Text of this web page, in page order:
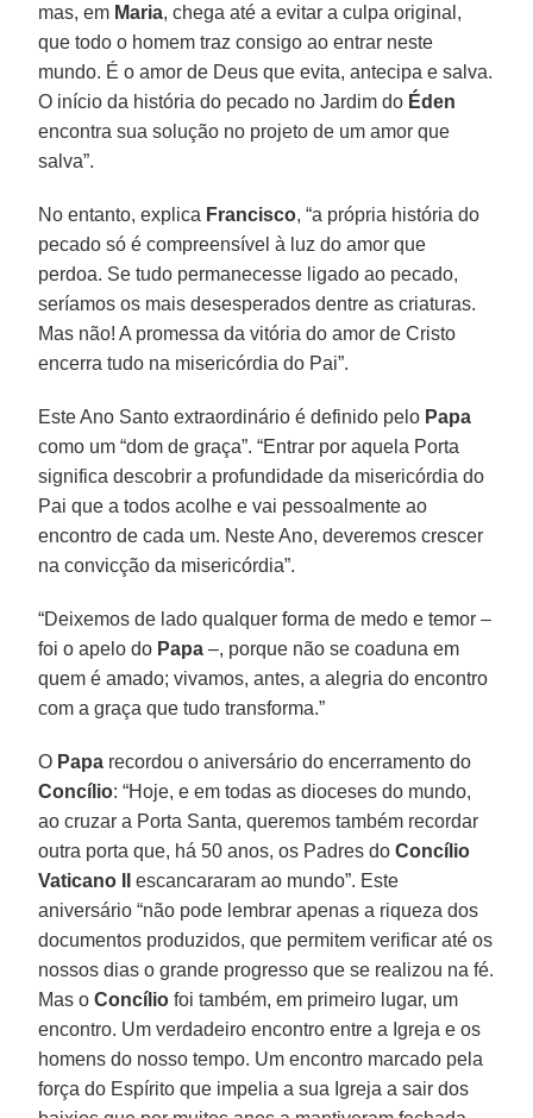
mas, em Maria, chega até a evitar a culpa original,
que todo o homem traz consigo ao entrar neste
mundo. É o amor de Deus que evita, antecipa e salva.
O início da história do pecado no Jardim do Éden
encontra sua solução no projeto de um amor que
salva”.
No entanto, explica Francisco, “a própria história do
pecado só é compreensível à luz do amor que
perdoa. Se tudo permanecesse ligado ao pecado,
seríamos os mais desesperados dentre as criaturas.
Mas não! A promessa da vitória do amor de Cristo
encerra tudo na misericórdia do Pai”.
Este Ano Santo extraordinário é definido pelo Papa
como um “dom de graça”. “Entrar por aquela Porta
significa descobrir a profundidade da misericórdia do
Pai que a todos acolhe e vai pessoalmente ao
encontro de cada um. Neste Ano, deveremos crescer
na convicção da misericórdia”.
“Deixemos de lado qualquer forma de medo e temor –
foi o apelo do Papa –, porque não se coaduna em
quem é amado; vivamos, antes, a alegria do encontro
com a graça que tudo transforma.”
O Papa recordou o aniversário do encerramento do
Concílio: “Hoje, e em todas as dioceses do mundo,
ao cruzar a Porta Santa, queremos também recordar
outra porta que, há 50 anos, os Padres doConcílio
Vaticano II
escancararam ao mundo”. Este
aniversário “não pode lembrar apenas a riqueza dos
documentos produzidos, que permitem verificar até os
nossos dias o grande progresso que se realizou na fé.
Mas oConcílio foi também, em primeiro lugar, um
encontro. Um verdadeiro encontro entre a Igreja e os
homens do nosso tempo. Um encontro marcado pela
força do Espírito que impelia a sua Igreja a sair dos